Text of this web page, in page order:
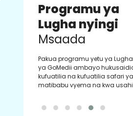
Dawa ya
Utimilifu
Dawa zilizothibitishwa na duka
masasisho ya mara kwa
kuweka upya faili na kuagiza
urahisi kupitia programu yetu.